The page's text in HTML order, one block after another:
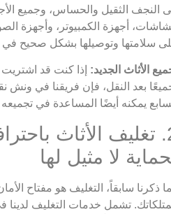
النجف الثقيل والحساس، وجميع
أجهزة الكمبيوتر، وأجهزة
سلامتها وتوصيلها بشكل صحيح في
الأثاث الجديد: إذا كنت قد اشتريت
بعد النقل، فإن فريقنا في
يمكنه أيضًا المساعدة في تجميعه
2. تغليف الأثاث
لا مثيل لها
ذكرنا سابقاً، التغليف هو مفتاح
تشمل خدمات التغليف